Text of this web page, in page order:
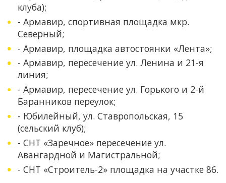
клуба);
- Армавир, спортивная площадка мкр.
Северный;
- Армавир, площадка автостоянки «Лента»;
- Армавир, пересечение ул. Ленина и 21-я
линия;
- Армавир, пересечение ул. Горького и 2-й
Баранников переулок;
- Юбилейный, ул. Ставропольская, 15
(сельский клуб);
- СНТ «Заречное» пересечение ул.
Авангардной и Магистральной;
- СНТ «Строитель-2» площадка на участке 86.